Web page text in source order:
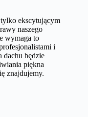
ekscytującym
naszego
wymaga to
i
dachu będzie
piękna
znajdujemy.